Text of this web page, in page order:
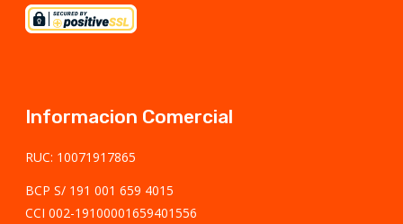
Informacion Comercial
RUC: 10071917865
BCP S/ 191 001 659 4015
CCI 002-19100001659401556